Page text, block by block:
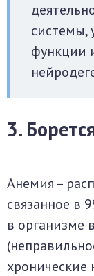
системы,
функции
3.
Анемия –
связанное в
в организме
хронические